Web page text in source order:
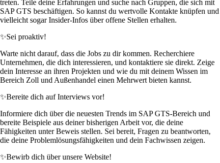
treten. Teile deine Erfahrungen und suche nach Gruppen, die sich mit
SAP GTS beschäftigen. So kannst du wertvolle Kontakte knüpfen und
vielleicht sogar Insider-Infos über offene Stellen erhalten.
✨Sei proaktiv!
Warte nicht darauf, dass die Jobs zu dir kommen. Recherchiere
Unternehmen, die dich interessieren, und kontaktiere sie direkt. Zeige
dein Interesse an ihren Projekten und wie du mit deinem Wissen im
Bereich Zoll und Außenhandel einen Mehrwert bieten kannst.
✨Bereite dich auf Interviews vor!
Informiere dich über die neuesten Trends im SAP GTS-Bereich und
bereite Beispiele aus deiner bisherigen Arbeit vor, die deine
Fähigkeiten unter Beweis stellen. Sei bereit, Fragen zu beantworten,
die deine Problemlösungsfähigkeiten und dein Fachwissen zeigen.
✨Bewirb dich über unsere Website!